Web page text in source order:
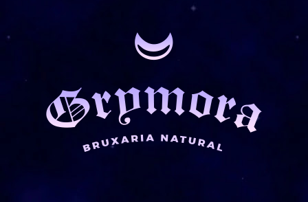
QUEM SOU